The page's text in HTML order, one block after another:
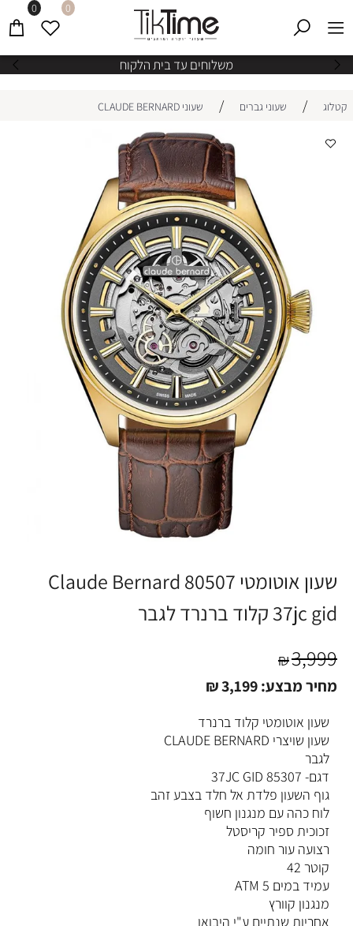
משלוחים עד בית הלקוח
0 0
קטלוג / שעוני גברים / שעוני CLAUDE BERNARD
שעון אוטומטי Claude Bernard 80507
37jc gid קלוד ברנרד לגבר
₪3,999
מחיר מבצע: ₪3,199
שעון אוטומטי קלוד ברנרד
שעון שויצרי CLAUDE BERNARD
לגבר
דגם- 37JC GID 85307
גוף השעון פלדת אל חלד בצבע זהב
לוח כהה עם מנגנון חשוף
זכוכית ספיר קריסטל
רצועה עור חומה
קוטר 42
עמיד במים 5 ATM
מנגנון קוורץ
אחריות שנתיים ע"י היבואן